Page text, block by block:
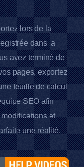
lors de la
dans la
avez terminé de
pages, exportez
feuille de calcul
SEO afin
et
une réalité.